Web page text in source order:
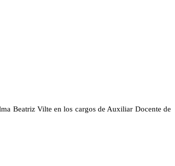
Beatriz Vilte en los cargos de Auxiliar Docente de